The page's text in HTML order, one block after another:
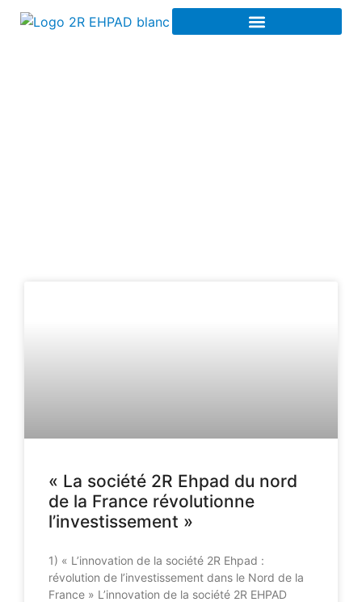
« La société 2R Ehpad du nord
de la France révolutionne
l’investissement »
1) « L’innovation de la société 2R Ehpad :
révolution de l’investissement dans le Nord de la
France » L’innovation de la société 2R EHPAD